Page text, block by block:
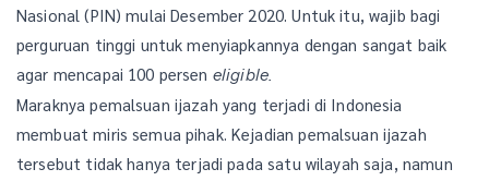
Nasional (PIN) mulai Desember 2020. Untuk itu, wajib bagi
perguruan tinggi untuk menyiapkannya dengan sangat baik
agar mencapai 100 persen eligible.
Maraknya pemalsuan ijazah yang terjadi di Indonesia
membuat miris semua pihak. Kejadian pemalsuan ijazah
tersebut tidak hanya terjadi pada satu wilayah saja, namun